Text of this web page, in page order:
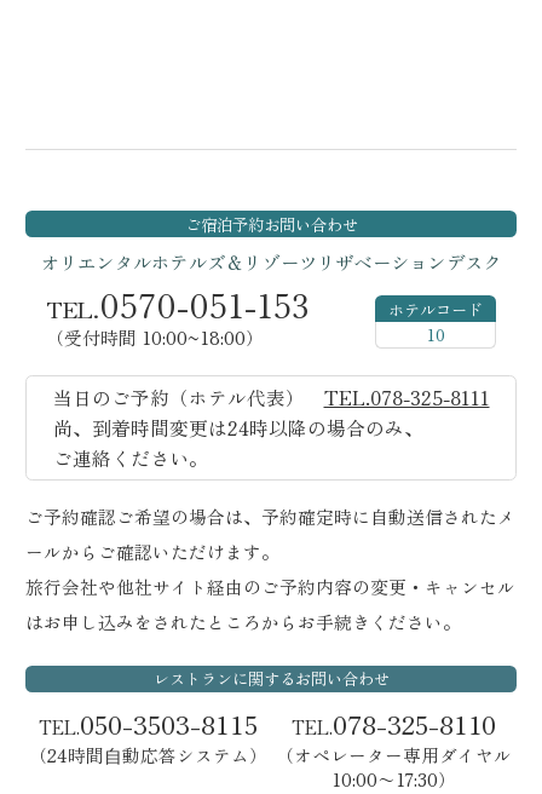
ご宿泊予約お問い合わせ
オリエンタルホテルズ＆リゾーツ リザベーションデスク
TEL.0570-051-153
（受付時間 10:00~18:00）
ホテルコード
10
当日のご予約（ホテル代表） TEL.078-325-8111
尚、到着時間変更は24時以降の場合のみ、
ご連絡ください。
ご予約確認ご希望の場合は、予約確定時に自動送信されたメ
ールからご確認いただけます。
旅行会社や他社サイト経由のご予約内容の変更・キャンセル
はお申し込みをされたところからお手続きください。
レストランに関するお問い合わせ
TEL.050-3503-8115
（24時間⾃動応答システム）
TEL.078-325-8110
（オペレーター専用ダイヤル
10:00〜17:30）